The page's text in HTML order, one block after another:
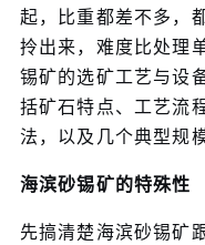
起，比重都差不多，
拎出来，难度比处理
锡矿的选矿工艺与设
括矿石特点、工艺流
法，以及几个典型规
海滨砂锡矿的特殊性
先搞清楚海滨砂锡矿